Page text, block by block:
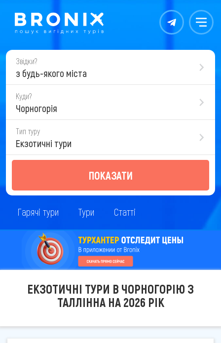
Контакты Меню
Звідки?
з будь-якого міста
Куди?
Чорногорія
Тип туру
Екзотичні тури
ПОКАЗАТИ
Гарячі тури Тури Статті
ЕКЗОТИЧНІ ТУРИ В ЧОРНОГОРІЮ З
ТАЛЛІННА НА 2026 РІК